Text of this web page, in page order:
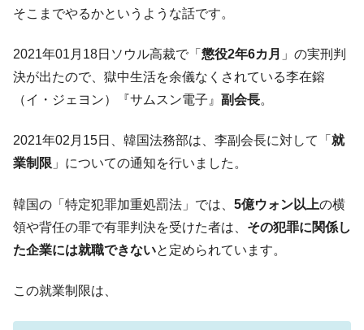
い「50.5％」に上昇
た ⇒ 国家が行った恐るべき株価操作であり、空前の国政壟
断
『Money1』
韓国･警察職員が「丸刈りになって抗議活
『Money1』
中国だけが鉄鋼輸出を異常増加させる ⇒ 中
国の過剰生産が世界を蝕む。
種は全般的「不調」⇒ PSIが示す現況は決して良くない。
『Money1』
【米韓激突案件】韓国消費者院が『クーパ
ン』1人当たり賠償10万ウォンを認定 ⇒ 総額3兆7,000億
「KDDX」1番艦、2032年竣工と公示
そこまでやるかというような話です。
2021年01月18日ソウル高裁で「 懲役2年6カ月 」の実刑判
決が出たので、獄中生活を余儀なくされている李在鎔
（イ・ジェヨン）『サムスン電子』 副会長。
2021年02月15日、韓国法務部は、李副会長に対して「 就
業制限 」についての通知を行いました。
韓国の「特定犯罪加重処罰法」では、 5億ウォン以上の横
領や背任の罪で有罪判決を受けた者は、 その犯罪に関係し
た企業には就職できないと定められています。
この就業制限は、